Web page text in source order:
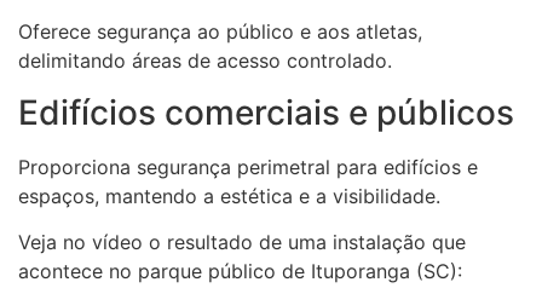
Oferece segurança ao público e aos atletas,
delimitando áreas de acesso controlado.
Edifícios comerciais e públicos
Proporciona segurança perimetral para edifícios e
espaços, mantendo a estética e a visibilidade.
Veja no vídeo o resultado de uma instalação que
acontece no parque público de Ituporanga (SC):